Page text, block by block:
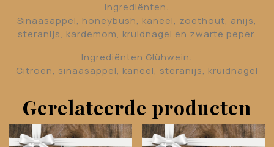
Ingrediënten:
Sinaasappel, honeybush, kaneel, zoethout, anijs,
steranijs, kardemom, kruidnagel en zwarte peper.
Ingrediënten Glühwein:
Citroen, sinaasappel, kaneel, steranijs, kruidnagel
Gerelateerde producten